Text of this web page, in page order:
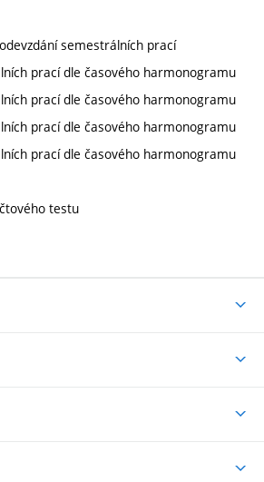
semestrálních prací
prací dle časového harmonogramu
prací dle časového harmonogramu
prací dle časového harmonogramu
prací dle časového harmonogramu
testu